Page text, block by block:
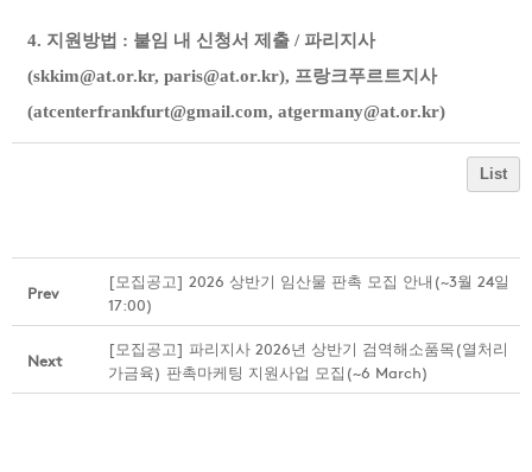
4. 지원방법 : 붙임 내 신청서 제출 / 파리지사
(skkim@at.or.kr, paris@at.or.kr), 프랑크푸르트지사
(atcenterfrankfurt@gmail.com, atgermany@at.or.kr)
List
Prev
[모집공고] 2026 상반기 임산물 판촉 모집 안내(~3월 24일
17:00)
Next
[모집공고] 파리지사 2026년 상반기 검역해소품목(열처리
가금육) 판촉마케팅 지원사업 모집(~6 March)